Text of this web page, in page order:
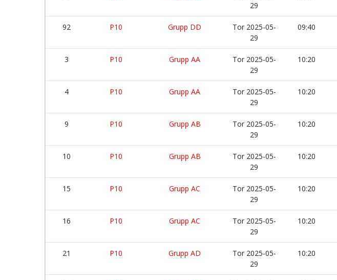
29
92 P10 Grupp DD
Tor 2025-05-
29
09:40
3 P10 Grupp AA
Tor 2025-05-
29
10:20
4 P10 Grupp AA
Tor 2025-05-
29
10:20
9 P10 Grupp AB
Tor 2025-05-
29
10:20
10 P10 Grupp AB
Tor 2025-05-
29
10:20
15 P10 Grupp AC
Tor 2025-05-
29
10:20
16 P10 Grupp AC
Tor 2025-05-
29
10:20
21 P10 Grupp AD
Tor 2025-05-
29
10:20